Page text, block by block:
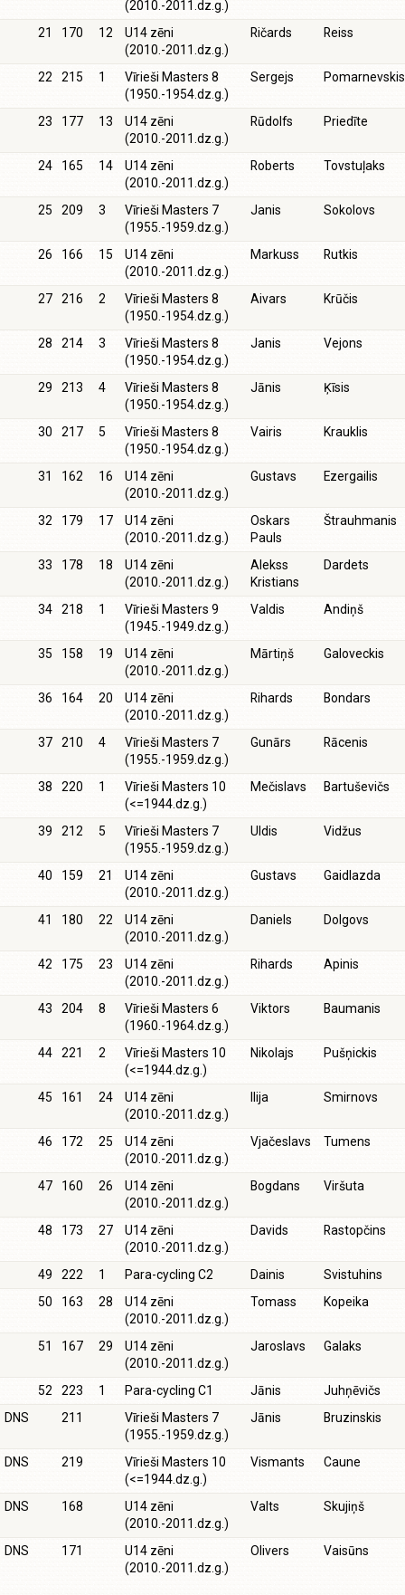
(2010.-2011.dz.g.)
21
170 12
U14 zēni
(2010.-2011.dz.g.)
Ričards Reiss
22 215 1
Vīrieši Masters 8
(1950.-1954.dz.g.)
Sergejs Pomarnevskis
23 177 13
U14 zēni
(2010.-2011.dz.g.)
Rūdolfs Priedīte
24 165 14
U14 zēni
(2010.-2011.dz.g.)
Roberts Tovstuļaks
25 209 3
Vīrieši Masters 7
(1955.-1959.dz.g.)
Janis Sokolovs
26 166 15
U14 zēni
(2010.-2011.dz.g.)
Markuss Rutkis
27 216 2
Vīrieši Masters 8
(1950.-1954.dz.g.)
Aivars Krūčis
28 214 3
Vīrieši Masters 8
(1950.-1954.dz.g.)
Janis Vejons
29 213 4
Vīrieši Masters 8
(1950.-1954.dz.g.)
Jānis Ķīsis
30 217 5
Vīrieši Masters 8
(1950.-1954.dz.g.)
Vairis Krauklis
31 162 16
U14 zēni
(2010.-2011.dz.g.)
Gustavs Ezergailis
32 179 17
U14 zēni
(2010.-2011.dz.g.)
Oskars
Pauls
Štrauhmanis
33 178 18
U14 zēni
(2010.-2011.dz.g.)
Alekss
Kristians
Dardets
34 218 1
Vīrieši Masters 9
(1945.-1949.dz.g.)
Valdis Andiņš
35 158 19
U14 zēni
(2010.-2011.dz.g.)
Mārtiņš Galoveckis
36 164 20
U14 zēni
(2010.-2011.dz.g.)
Rihards Bondars
37 210 4
Vīrieši Masters 7
(1955.-1959.dz.g.)
Gunārs Rācenis
38 220 1
Vīrieši Masters 10
(<=1944.dz.g.)
Mečislavs Bartuševičs
39 212 5
Vīrieši Masters 7
(1955.-1959.dz.g.)
Uldis Vidžus
40 159 21
U14 zēni
(2010.-2011.dz.g.)
Gustavs Gaidlazda
41 180 22
U14 zēni
(2010.-2011.dz.g.)
Daniels Dolgovs
42 175 23
U14 zēni
(2010.-2011.dz.g.)
Rihards Apinis
43 204 8
Vīrieši Masters 6
(1960.-1964.dz.g.)
Viktors Baumanis
44 221 2
Vīrieši Masters 10
(<=1944.dz.g.)
Nikolajs Pušņickis
45 161 24
U14 zēni
(2010.-2011.dz.g.)
Ilija Smirnovs
46 172 25
U14 zēni
(2010.-2011.dz.g.)
Vjačeslavs Tumens
47 160 26
U14 zēni
(2010.-2011.dz.g.)
Bogdans Viršuta
48 173 27
U14 zēni
(2010.-2011.dz.g.)
Davids Rastopčins
49 222 1 Para-cycling C2 Dainis
Svistuhins
50
163 28
U14 zēni
(2010.-2011.dz.g.)
Tomass Kopeika
51 167 29
U14 zēni
(2010.-2011.dz.g.)
Jaroslavs Galaks
52 223 1 Para-cycling C1 Jānis
Juhņēvičs
DNS
211
Vīrieši Masters 7
(1955.-1959.dz.g.)
Jānis Bruzinskis
DNS 219
Vīrieši Masters 10
(<=1944.dz.g.)
Vismants Caune
DNS 168
U14 zēni
(2010.-2011.dz.g.)
Valts Skujiņš
DNS 171
U14 zēni
(2010.-2011.dz.g.)
Olivers Vaisūns